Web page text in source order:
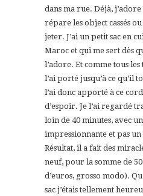
dans ma rue. Déjà,
répare les object cassés
jeter. J’ai un petit sac en
Maroc et qui me sert dès
l’adore. Et comme tous
l’ai porté jusqu’à ce qu’il
l’ai donc apporté à ce
d’espoir. Je l’ai regardé
loin de 40 minutes, avec
impressionnante et pas un
Résultat, il a fait des
neuf, pour la somme de
d’euros, grosso modo).
sac j’étais tellement